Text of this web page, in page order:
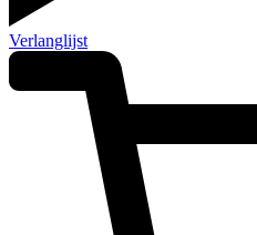
Verlanglijst